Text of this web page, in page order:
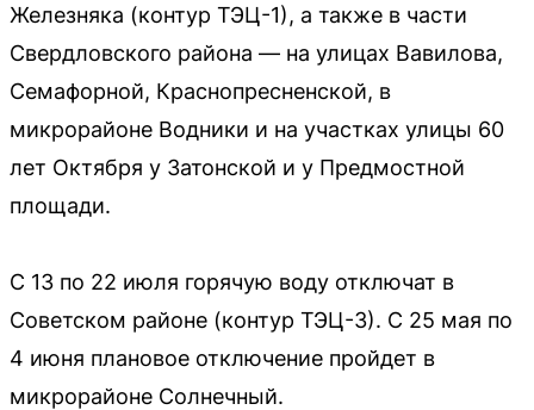
Железняка (контур ТЭЦ-1), а также в части
Свердловского района — на улицах Вавилова,
Семафорной, Краснопресненской, в
микрорайоне Водники и на участках улицы 60
лет Октября у Затонской и у Предмостной
площади.
С 13 по 22 июля горячую воду отключат в
Советском районе (контур ТЭЦ-3). С 25 мая по
4 июня плановое отключение пройдет в
микрорайоне Солнечный.